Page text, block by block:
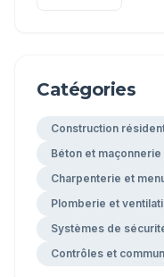
Catégories
Construction
Béton et maçonnerie
Charpenterie et
Plomberie et
Systèmes de
Contrôles et